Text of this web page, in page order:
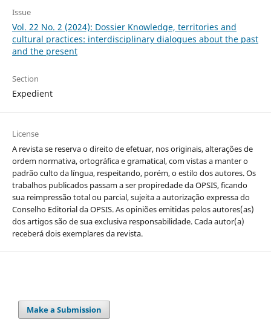
Issue
Vol. 22 No. 2 (2024): Dossier Knowledge, territories and
cultural practices: interdisciplinary dialogues about the past
and the present
Section
Expedient
License
A revista se reserva o direito de efetuar, nos originais, alterações de
ordem normativa, ortográfica e gramatical, com vistas a manter o
padrão culto da língua, respeitando, porém, o estilo dos autores. Os
trabalhos publicados passam a ser propiredade da OPSIS, ficando
sua reimpressão total ou parcial, sujeita a autorização expressa do
Conselho Editorial da OPSIS. As opiniões emitidas pelos autores(as)
dos artigos são de sua exclusiva responsabilidade. Cada autor(a)
receberá dois exemplares da revista.
Make a Submission